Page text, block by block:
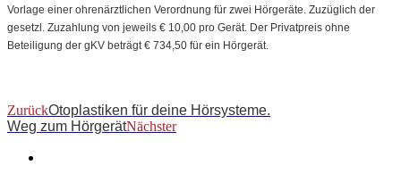
Vorlage einer ohrenärztlichen Verordnung für zwei Hörgeräte. Zuzüglich der
gesetzl. Zuzahlung von jeweils € 10,00 pro Gerät. Der Privatpreis ohne
Beteiligung der gKV beträgt € 734,50 für ein Hörgerät.
ZurückOtoplastiken für deine Hörsysteme.
Weg zum HörgerätNächster